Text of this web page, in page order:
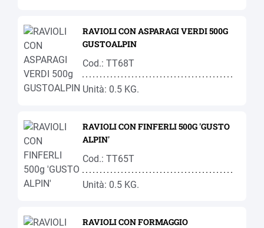
RAVIOLI CON ASPARAGI VERDI 500G
GUSTOALPIN
Cod.: TT68T
Unità: 0.5 KG.
RAVIOLI CON FINFERLI 500G 'GUSTO
ALPIN'
Cod.: TT65T
Unità: 0.5 KG.
RAVIOLI CON FORMAGGIO